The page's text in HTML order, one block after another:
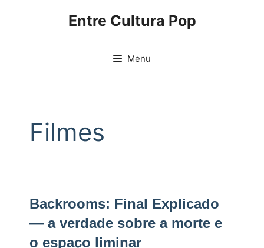
Entre Cultura Pop
Menu
Filmes
Backrooms: Final Explicado
— a verdade sobre a morte e
o espaço liminar